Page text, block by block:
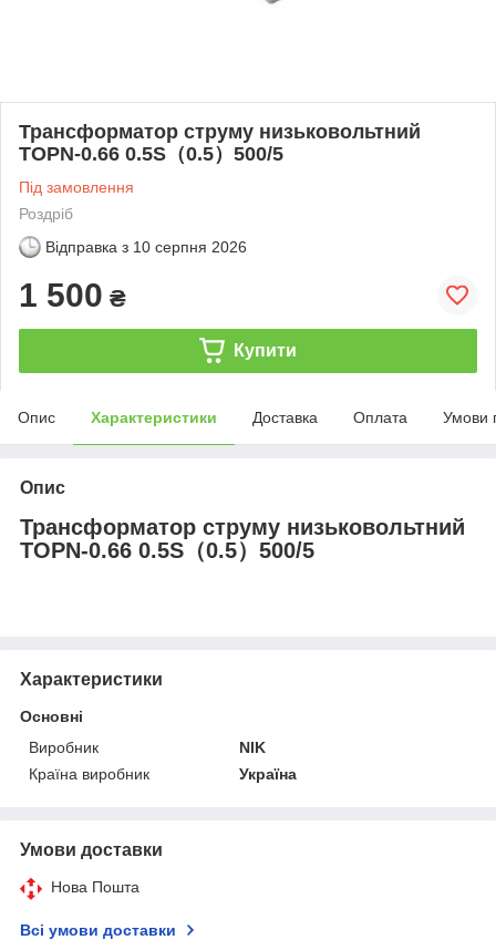
Трансформатор струму низьковольтний
TOPN-0.66 0.5S（0.5）500/5
Під замовлення
Роздріб
Відправка з 10 серпня 2026
1 500 ₴
Купити
Опис Характеристики Доставка Оплата Умови
Опис
Трансформатор струму низьковольтний
TOPN-0.66 0.5S（0.5）500/5
Характеристики
Основні
Виробник
NIK
Країна виробник
Україна
Умови доставки
Нова Пошта
Всі умови доставки